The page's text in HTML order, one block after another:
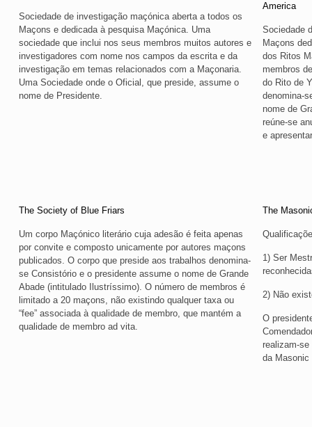
Sociedade de investigação maçónica aberta a todos os
Maçons e dedicada à pesquisa Maçónica. Uma
sociedade que inclui nos seus membros muitos autores e
investigadores com nome nos campos da escrita e da
investigação em temas relacionados com a Maçonaria.
Uma Sociedade onde o Oficial, que preside, assume o
nome de Presidente.
America
Sociedade
Maçons
dos Ritos
membros
do Rito de
denomina-
nome de
reúne-se
e
The Society of Blue Friars
Um corpo Maçónico literário cuja adesão é feita apenas
por convite e composto unicamente por autores maçons
publicados. O corpo que preside aos trabalhos denomina-
se Consistório e o presidente assume o nome de Grande
Abade (intitulado Ilustríssimo). O número de membros é
limitado a 20 maçons, não existindo qualquer taxa ou
“fee” associada à qualidade de membro, que mantém a
qualidade de membro ad vita.
The
1) Ser
2) Não
O
realizam-se
da Masonic